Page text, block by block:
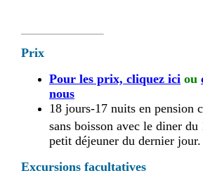
Prix
Pour les prix, cliquez ici ou
nous
18 jours-17 nuits en pension
sans boisson avec le diner du
petit déjeuner du dernier jour.
Excursions facultatives